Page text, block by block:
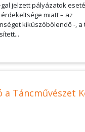
jelzett pályázatok
miatt – az
kiküszöbölendő -, a
a Táncművészet